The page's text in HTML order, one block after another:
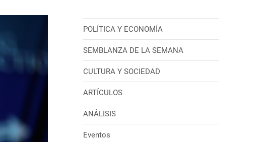
POLÍTICA Y ECONOMÍA
SEMBLANZA DE LA SEMANA
CULTURA Y SOCIEDAD
ARTÍCULOS
ANÁLISIS
Eventos